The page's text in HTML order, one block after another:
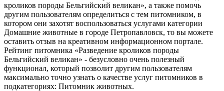
кроликов породы Бельгийский великан», а также помочь
другим пользователям определиться с тем питомником, в
котором они захотят воспользоваться услугами категории
Домашние животные в городе Петропавловск, то вы можете
оставить отзыв на креативном информационном портале.
Рейтинг питомника «Разведение кроликов породы
Бельгийский великан» - безусловно очень полезный
функционал, который позволит другим пользователям
максимально точно узнать о качестве услуг питомников в
подкатегориях: Питомник животных.